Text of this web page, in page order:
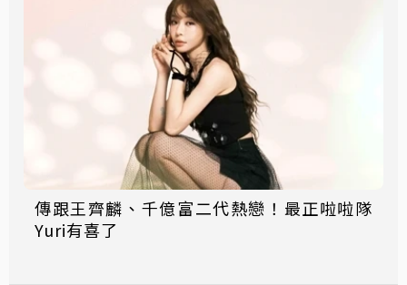
傳跟王齊麟、千億富二代熱戀！最正啦啦隊
Yuri有喜了